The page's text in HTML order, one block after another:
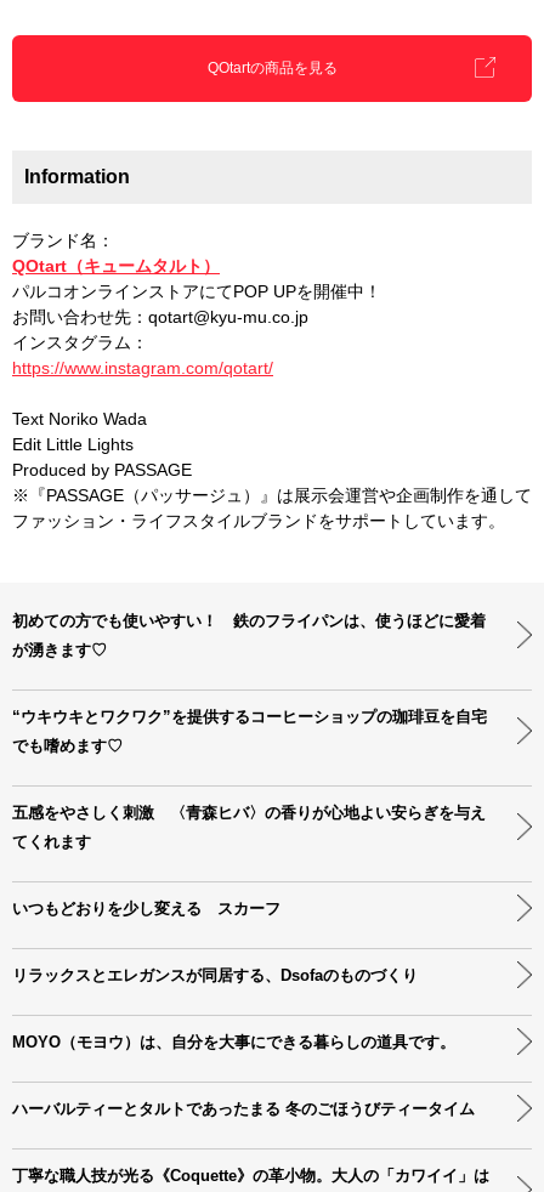
QOtartの商品を見る
Information
ブランド名：
QOtart（キュームタルト）
パルコオンラインストアにてPOP UPを開催中！
お問い合わせ先：qotart@kyu-mu.co.jp
インスタグラム：
https://www.instagram.com/qotart/
Text Noriko Wada
Edit Little Lights
Produced by PASSAGE
※『PASSAGE（パッサージュ）』は展示会運営や企画制作を通して
ファッション・ライフスタイルブランドをサポートしています。
初めての方でも使いやすい！ 鉄のフライパンは、使うほどに愛着
が湧きます♡
“ウキウキとワクワク”を提供するコーヒーショップの珈琲豆を自宅
でも嗜めます♡
五感をやさしく刺激 〈青森ヒバ〉の香りが心地よい安らぎを与え
てくれます
いつもどおりを少し変える スカーフ
リラックスとエレガンスが同居する、Dsofaのものづくり
MOYO（モヨウ）は、自分を大事にできる暮らしの道具です。
ハーバルティーとタルトであったまる 冬のごほうびティータイム
丁寧な職人技が光る《Coquette》の革小物。大人の「カワイイ」は